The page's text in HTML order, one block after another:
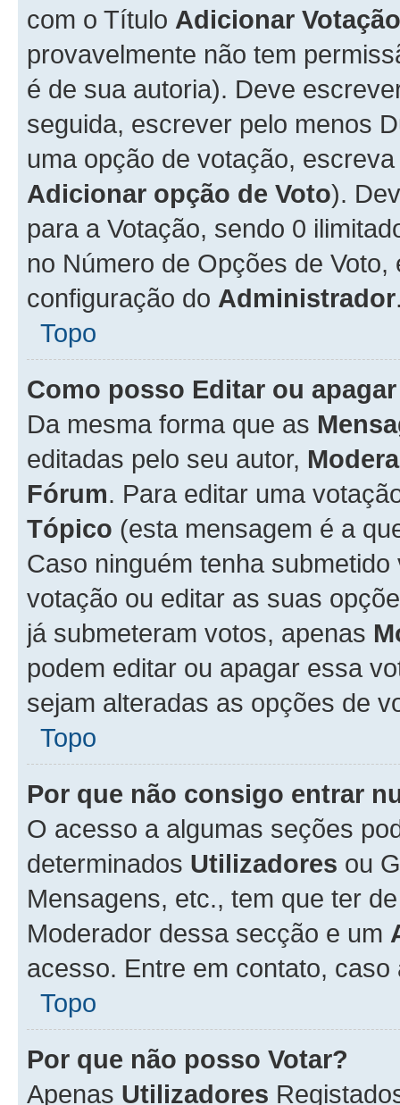
com o Título Adicionar Votação
provavelmente não tem
é de sua autoria). Deve
seguida, escrever pelo menos
uma opção de votação,
Adicionar opção de Voto).
para a Votação, sendo 0
no Número de Opções de
configuração do Administrador
Topo
Como posso Editar ou
Da mesma forma que as
editadas pelo seu autor,
Fórum. Para editar uma
Tópico (esta mensagem é a
Caso ninguém tenha
votação ou editar as suas
já submeteram votos, apenas
podem editar ou apagar essa
sejam alteradas as opções de
Topo
Por que não consigo entrar
O acesso a algumas seções
determinados Utilizadores ou
Mensagens, etc., tem que ter
Moderador dessa secção e um
acesso. Entre em contato,
Topo
Por que não posso Votar?
Apenas Utilizadores